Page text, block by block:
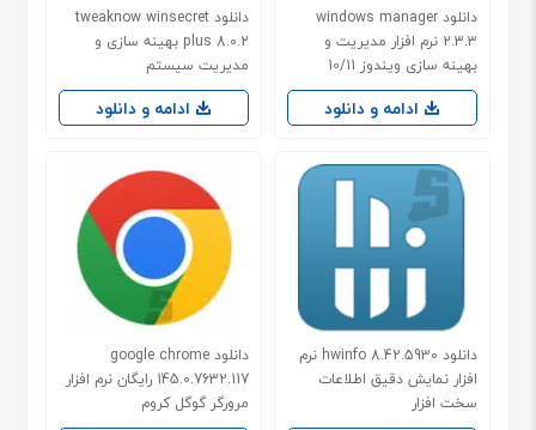
دانلود windows manager
2.3.3 نرم افزار مدیریت و
بهینه سازی ویندوز 10/11
ادامه و دانلود
دانلود tweaknow winsecret
plus 8.0.2 بهینه سازی و
مدیریت سیستم
ادامه و دانلود
دانلود hwinfo 8.42.5930 نرم
افزار نمایش دقیق اطلاعات
سخت افزار
دانلود google chrome
145.0.7632.117 رایگان نرم افزار
مرورگر گوگل کروم